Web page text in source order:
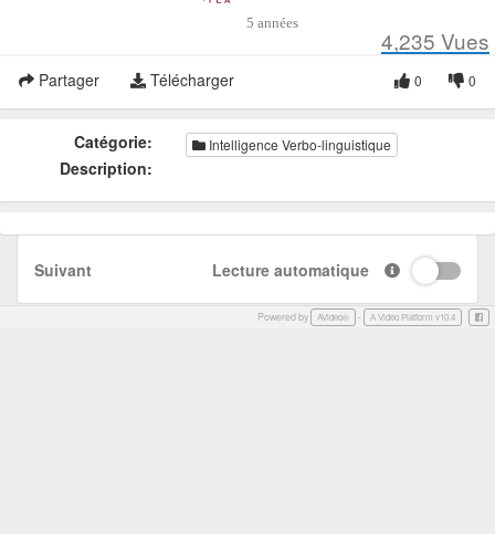
5 années
4,235 Vues
Partager Télécharger 0
0
Catégorie: Intelligence Verbo-linguistique
Description:
Suivant Lecture automatique
Powered by AVideo® - A Video Platform v10.4